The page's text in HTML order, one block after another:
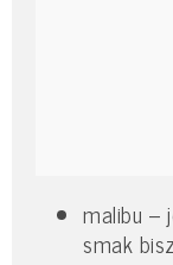
malibu –
smak